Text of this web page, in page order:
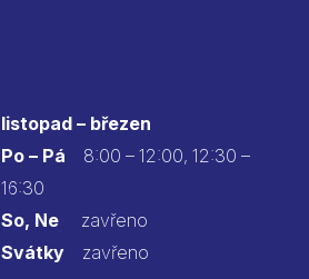
listopad – březen
Po – Pá 8:00 – 12:00, 12:30 –
16:30
So, Nezavřeno
Svátkyzavřeno